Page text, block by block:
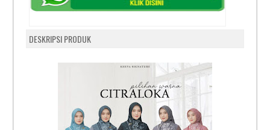
DESKRIPSI PRODUK